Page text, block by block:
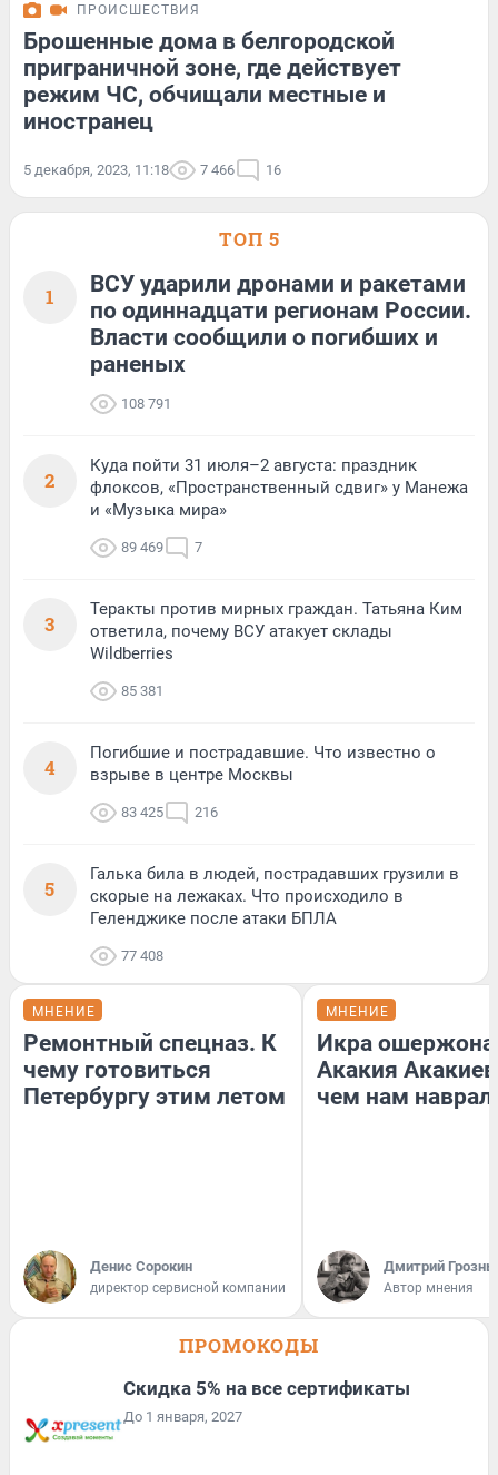
ПРОИСШЕСТВИЯ
Брошенные дома в белгородской
приграничной зоне, где действует
режим ЧС, обчищали местные и
иностранец
5 декабря, 2023, 11:18 7 466 16
ТОП 5
1
ВСУ ударили дронами и ракетами
по одиннадцати регионам России.
Власти сообщили о погибших и
раненых
108 791
2
Куда пойти 31 июля–2 августа: праздник
флоксов, «Пространственный сдвиг» у Манежа
и «Музыка мира»
89 469 7
3
Теракты против мирных граждан. Татьяна Ким
ответила, почему ВСУ атакует склады
Wildberries
85 381
4
Погибшие и пострадавшие. Что известно о
взрыве в центре Москвы
83 425 216
5
Галька била в людей, пострадавших грузили в
скорые на лежаках. Что происходило в
Геленджике после атаки БПЛА
77 408
МНЕНИЕ
Ремонтный спецназ. К
чему готовиться
Петербургу этим летом
Денис Сорокин
директор сервисной компании
МНЕНИЕ
Икра
Акакия
чем нам
Дмитрий
Автор мнения
ПРОМОКОДЫ
Скидка 5% на все сертификаты
До 1 января, 2027